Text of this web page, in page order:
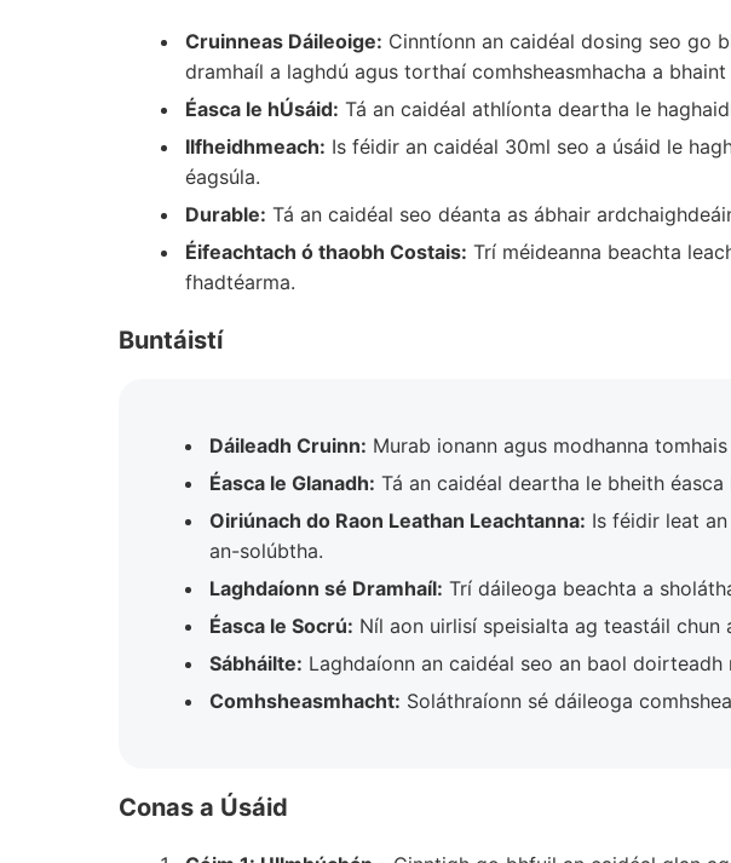
Cruinneas Dáileoige: Cinntíonn an caidéal dosing seo go
dramhaíl a laghdú agus torthaí comhsheasmhacha a bhaint
Éasca le hÚsáid: Tá an caidéal athlíonta deartha le
Ilfheidhmeach: Is féidir an caidéal 30ml seo a úsáid le
éagsúla.
Durable: Tá an caidéal seo déanta as ábhair
Éifeachtach ó thaobh Costais: Trí méideanna beachta
fhadtéarma.
Buntáistí
Dáileadh Cruinn: Murab ionann agus modhanna
Éasca le Glanadh: Tá an caidéal deartha le bheith
Oiriúnach do Raon Leathan Leachtanna: Is féidir leat
an-solúbtha.
Laghdaíonn sé Dramhaíl: Trí dáileoga beachta a
Éasca le Socrú: Níl aon uirlisí speisialta ag teastáil chun
Sábháilte: Laghdaíonn an caidéal seo an baol
Comhsheasmhacht: Soláthraíonn sé dáileoga
Conas a Úsáid